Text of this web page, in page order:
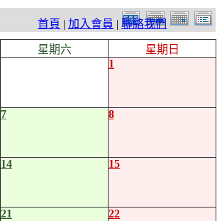
首頁 | 加入會員 | 聯絡我們
星期六
星期日
1
7 8
14 15
21 22